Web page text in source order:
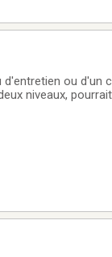
ou d'un
niveaux, pourrait